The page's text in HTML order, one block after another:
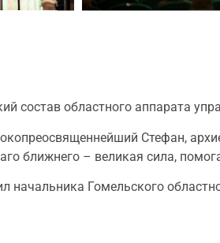
состав областного аппарата
Стефан,
ближнего – великая сила,
Гомельского